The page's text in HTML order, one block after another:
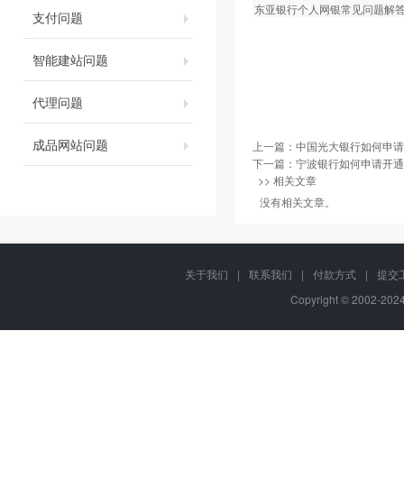
支付问题
智能建站问题
代理问题
成品网站问题
东亚银行个人网银常见问题解
上一篇： 中国光大银行如何申
下一篇： 宁波银行如何申请开
>> 相关文章
没有相关文章。
关于我们 | 联系我们 | 付款方式 |
提交
Copyright © 2002-